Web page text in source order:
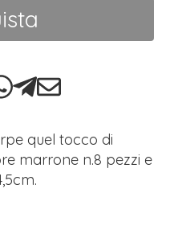
quel tocco di
marrone n.8 pezzi e